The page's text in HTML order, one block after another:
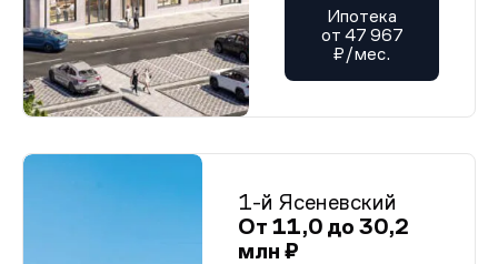
Ипотека
от 47 967
₽/мес.
1-й Ясеневский
От 11,0 до 30,2
млн ₽